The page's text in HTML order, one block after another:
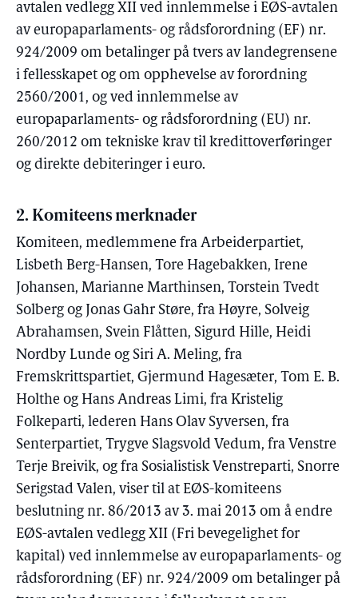
avtalen vedlegg XII ved innlemmelse i EØS-avtalen
av europaparlaments- og rådsforordning (EF) nr.
924/2009 om betalinger på tvers av landegrensene
i fellesskapet og om opphevelse av forordning
2560/2001, og ved innlemmelse av
europaparlaments- og rådsforordning (EU) nr.
260/2012 om tekniske krav til kredittoverføringer
og direkte debiteringer i euro.
2. Komiteens merknader
Komiteen, medlemmene fra Arbeiderpartiet,
Lisbeth Berg-Hansen, Tore Hagebakken, Irene
Johansen, Marianne Marthinsen, Torstein Tvedt
Solberg og Jonas Gahr Støre, fra Høyre, Solveig
Abrahamsen, Svein Flåtten, Sigurd Hille, Heidi
Nordby Lunde og Siri A. Meling, fra
Fremskrittspartiet, Gjermund Hagesæter, Tom E. B.
Holthe og Hans Andreas Limi, fra Kristelig
Folkeparti, lederen Hans Olav Syversen, fra
Senterpartiet, Trygve Slagsvold Vedum, fra Venstre
Terje Breivik, og fra Sosialistisk Venstreparti, Snorre
Serigstad Valen, viser til at EØS-komiteens
beslutning nr. 86/2013 av 3. mai 2013 om å endre
EØS-avtalen vedlegg XII (Fri bevegelighet for
kapital) ved innlemmelse av europaparlaments- og
rådsforordning (EF) nr. 924/2009 om betalinger på